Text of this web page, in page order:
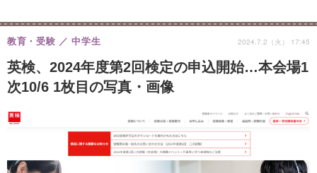
英検、2024年度第2回検定の申込開始…本会場1
次10/6 1枚目の写真・画像
教育・受験 中学生 2024.7.2（火） 17:45